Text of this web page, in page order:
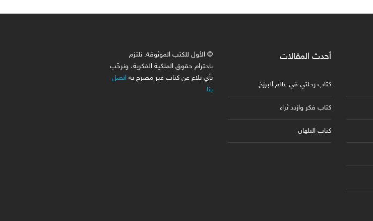
أحدث المقالات
كتاب رحلتي في عالم البرزخ
كتاب فكر وازدد ثراء
كتاب البلهان
© الأول للكتب الموثوقة. نلتزم
باحترام حقوق الملكية الفكرية، ونرحّب
بأي بلاغ عن كتاب غير مصرح به اتصل
بنا